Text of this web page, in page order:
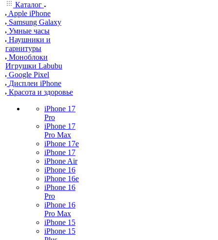
Каталог
Apple iPhone
Samsung Galaxy
Умные часы
Наушники и
гарнитуры
Моноблоки
Игрушки Labubu
Google Pixel
Дисплеи iPhone
Красота и здоровье
iPhone 17
Pro
iPhone 17
Pro Max
iPhone 17e
iPhone 17
iPhone Air
iPhone 16
iPhone 16e
iPhone 16
Pro
iPhone 16
Pro Max
iPhone 15
iPhone 15